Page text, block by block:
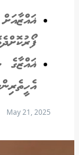
May 21, 2025